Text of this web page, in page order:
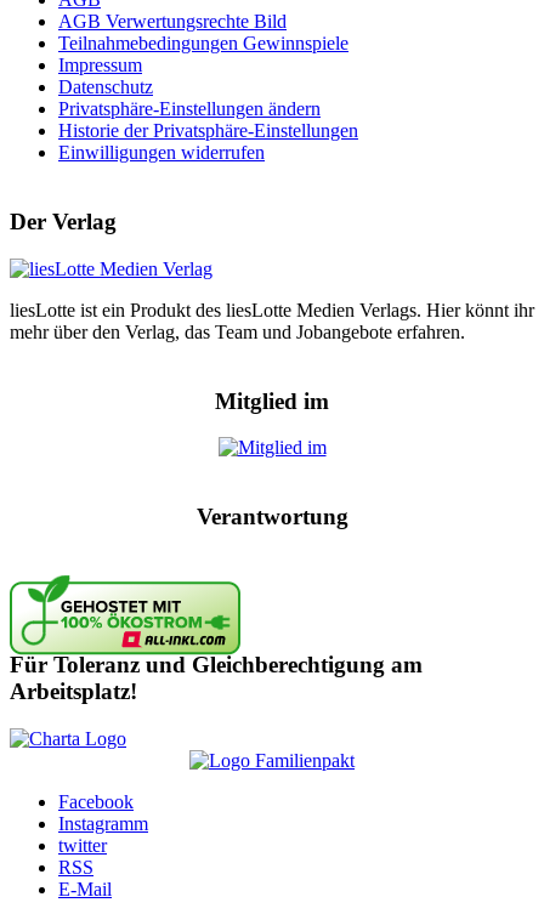
AGB Verwertungsrechte Bild
Teilnahmebedingungen Gewinnspiele
Impressum
Datenschutz
Privatsphäre-Einstellungen ändern
Historie der Privatsphäre-Einstellungen
Einwilligungen widerrufen
Der Verlag
liesLotte ist ein Produkt des liesLotte Medien Verlags. Hier könnt ihr
mehr über den Verlag, das Team und Jobangebote erfahren.
Mitglied im
Verantwortung
Für Toleranz und Gleichberechtigung am
Arbeitsplatz!
Facebook
Instagramm
twitter
RSS
E-Mail